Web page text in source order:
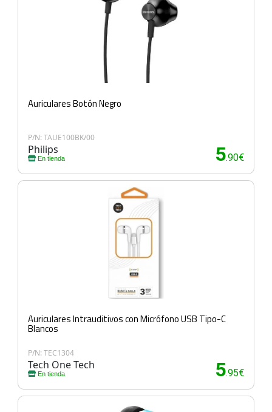
Auriculares Botón Negro
P/N: TAUE100BK/00
Philips
En tienda 5.90€
Auriculares Intrauditivos con Micrófono USB Tipo-C
Blancos
P/N: TEC1304
Tech One Tech
En tienda 5.95€